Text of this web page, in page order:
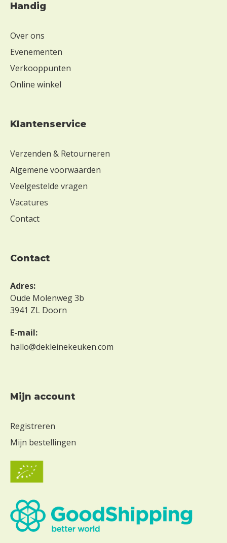
Handig
Over ons
Evenementen
Verkooppunten
Online winkel
Klantenservice
Verzenden & Retourneren
Algemene voorwaarden
Veelgestelde vragen
Vacatures
Contact
contact
Adres:
Oude Molenweg 3b
3941 ZL Doorn
E-mail:
hallo@dekleinekeuken.com
Mijn account
Registreren
Mijn bestellingen